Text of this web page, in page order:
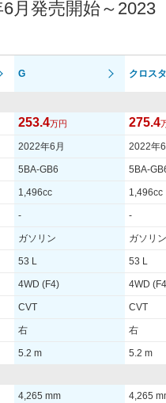
月発売開始～2023
G クロス
253.4万円 275.4
2022年6月 2022年
5BA-GB6 5BA-
1,496cc 1,496cc
- -
ガソリン ガソリン
53 L 53 L
4WD (F4) 4WD
CVT CVT
右 右
5.2 m 5.2 m
4,265 mm 4,265